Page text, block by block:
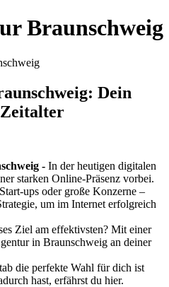
Braunschweig
Dein
- In der heutigen digitalen
starken Online-Präsenz vorbei.
ups oder große Konzerne –
um im Internet erfolgreich
Ziel am effektivsten? Mit einer
in Braunschweig an deiner
die perfekte Wahl für dich ist
hast, erfährst du hier.